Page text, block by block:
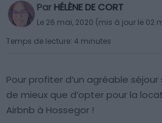
Par HÉLÈNE DE CORT
Le 26 mai, 2020 (mis à jour le 02
Temps de lecture: 4 minutes
Pour profiter d’un agréable
de mieux que d’opter pour la
Airbnb à Hossegor !